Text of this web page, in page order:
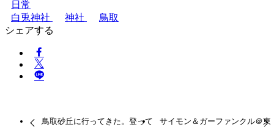
日常
白兎神社
神社
鳥取
シェアする
鳥取砂丘に行ってきた。登って
サイモン＆ガーファンクル＠東